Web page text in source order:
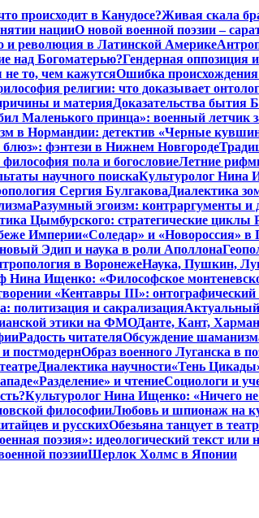
происходит в Канудосе?Живая скала
нацииО новой военной поэзии –
и революция в Латинской Америке
над Богоматерью?Гендерная оппозиция
то, чем кажутсяОшибка происхождения
религии: что доказывает
и материяДоказательства бытия
Маленького принца»: военный летчик
в Нормандии: детектив «Черные
блюз»: фэнтези в Нижнем Новгороде
пола и богословиеЛетние
научного поискаКультуролог Нина
Сергия БулгаковаДиалектика
Разумный эгоизм: контраргументы и
Цымбурского: стратегические циклы
Империи«Соледар» и «Новороссия» в
Эдип и наука в роли Аполлона
в ВоронежеНаука, Пушкин,
Нина Ищенко: «Философское
«Кентавры III»: онтографический
политизация и сакрализация
этики на ФМОДанте, Кант,
Радость читателяОбсуждение
постмодернОбраз военного Луганска в
Диалектика научности«Тень
«Разделение» и чтениеСоциологи и
Культуролог Нина Ищенко: «Ничего
философииЛюбовь и шпионаж на
и русскихОбезьяна танцует в
поэзия»: идеологический текст или
поэзииШерлок Холмс в Японии